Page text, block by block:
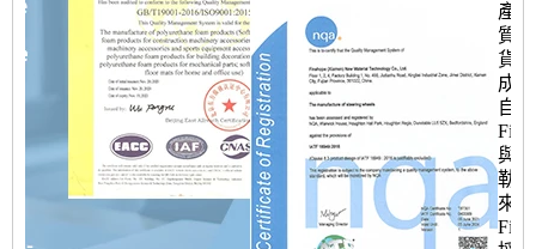
產
質
貨
成
自
與
勒
來，